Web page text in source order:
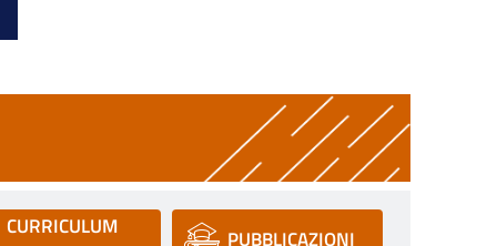
CURRICULUM
PUBBLICAZIONI